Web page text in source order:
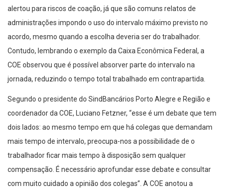
alertou para riscos de coação, já que são comuns relatos de
administrações impondo o uso do intervalo máximo previsto no
acordo, mesmo quando a escolha deveria ser do trabalhador.
Contudo, lembrando o exemplo da Caixa Econômica Federal, a
COE observou que é possível absorver parte do intervalo na
jornada, reduzindo o tempo total trabalhado em contrapartida.
Segundo o presidente do SindBancários Porto Alegre e Região e
coordenador da COE, Luciano Fetzner, “esse é um debate que tem
dois lados: ao mesmo tempo em que há colegas que demandam
mais tempo de intervalo, preocupa-nos a possibilidade de o
trabalhador ficar mais tempo à disposição sem qualquer
compensação. É necessário aprofundar esse debate e consultar
com muito cuidado a opinião dos colegas”. A COE anotou a